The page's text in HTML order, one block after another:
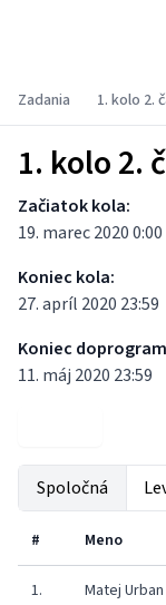
Zadania 1. kolo 2.
1. kolo 2.
Začiatok kola:
19. marec 2020 0:00
Koniec kola:
27. apríl 2020 23:59
Koniec
11. máj 2020 23:59
Spoločná
# Meno
1. Matej Urban